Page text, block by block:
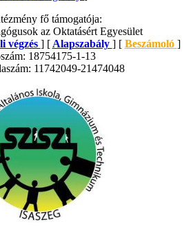
fő támogatója:
az Oktatásért Egyesület
végzés ] [ Alapszabály ] [ Beszámoló ]
18754175-1-13
11742049-21474048